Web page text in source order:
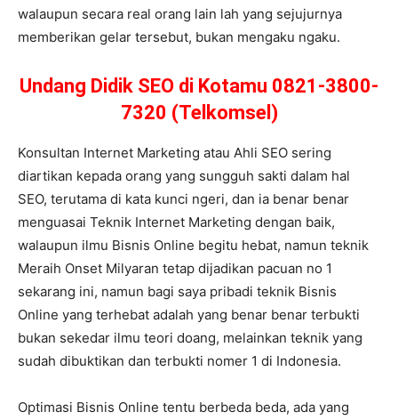
walaupun secara real orang lain lah yang sejujurnya
memberikan gelar tersebut, bukan mengaku ngaku.
Undang Didik SEO di Kotamu 0821-3800-
7320 (Telkomsel)
Konsultan Internet Marketing atau Ahli SEO sering
diartikan kepada orang yang sungguh sakti dalam hal
SEO, terutama di kata kunci ngeri, dan ia benar benar
menguasai Teknik Internet Marketing dengan baik,
walaupun ilmu Bisnis Online begitu hebat, namun teknik
Meraih Onset Milyaran tetap dijadikan pacuan no 1
sekarang ini, namun bagi saya pribadi teknik Bisnis
Online yang terhebat adalah yang benar benar terbukti
bukan sekedar ilmu teori doang, melainkan teknik yang
sudah dibuktikan dan terbukti nomer 1 di Indonesia.
Optimasi Bisnis Online tentu berbeda beda, ada yang